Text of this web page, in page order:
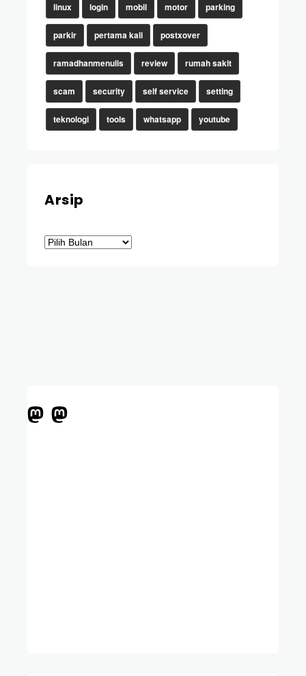
linux login mobil motor parking
parkir pertama kali postxover
ramadhanmenulis review rumah sakit
scam security self service setting
teknologi tools whatsapp youtube
Arsip
Arsip